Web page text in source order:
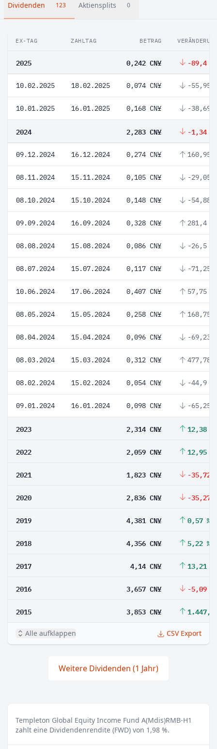
Dividenden 123 Aktiensplits 0
EX-TAG ZAHLTAG BETRAG
2025 0,242 CN¥ -89,4 %
10.02.2025 18.02.2025 0,074 CN¥ -55,95
10.01.2025 16.01.2025 0,168 CN¥ -38,69
2024 2,283 CN¥ -1,34 %
09.12.2024 16.12.2024 0,274 CN¥ 160,95
08.11.2024 15.11.2024 0,105 CN¥ -29,05
08.10.2024 15.10.2024 0,148 CN¥ -54,88
09.09.2024 16.09.2024 0,328 CN¥ 281,4 %
08.08.2024 15.08.2024 0,086 CN¥ -26,5 %
08.07.2024 15.07.2024 0,117 CN¥ -71,25
10.06.2024 17.06.2024 0,407 CN¥ 57,75 %
08.05.2024 15.05.2024 0,258 CN¥ 168,75
08.04.2024 15.04.2024 0,096 CN¥ -69,23
08.03.2024 15.03.2024 0,312 CN¥ 477,78
08.02.2024 15.02.2024 0,054 CN¥ -44,9 %
09.01.2024 16.01.2024 0,098 CN¥ -65,25
2023 2,314 CN¥ 12,38 %
2022 2,059 CN¥ 12,95 %
2021 1,823 CN¥ -35,72
2020 2,836 CN¥ -35,27
2019 4,381 CN¥ 0,57 %
2018 4,356 CN¥ 5,22 %
2017 4,14 CN¥ 13,21 %
2016 3,657 CN¥ -5,09 %
2015 3,853 CN¥
Alle aufklappen CSV Export
Weitere Dividenden (1 Jahr)
Templeton Global Equity Income Fund A(Mdis)RMB-H1
zahlt eine Dividendenrendite (FWD) von 1,98 %.